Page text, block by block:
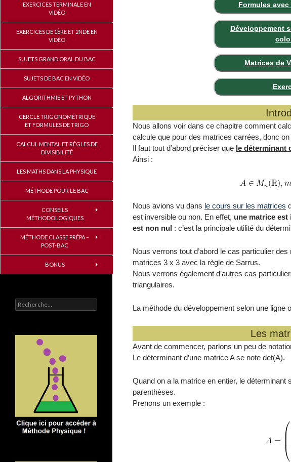
Formules
Développement
Matrices de
Nous allons voir dans ce chapitre comment
calcule que pour des matrices carrées, donc
Il faut tout d’abord préciser que le déterminant
Ainsi :
Nous avions vu dans le cours sur les matrices
est inversible ou non. En effet, une matrice
est non nul : c’est la principale utilité du
Nous verrons tout d’abord le cas particulier
matrices 3 x 3 avec la règle de Sarrus.
Nous verrons également d’autres cas
triangulaires.
La méthode du développement selon une ligne
Les
Avant de commencer, parlons un peu de
Le déterminant d’une matrice A se note det(A).
Quand on a la matrice en entier, le déterminant
parenthèses.
Prenons un exemple :
EXERCICES TERMINALE EN
VIDÉO
EXERCICES DE 1ÈRE ET 2NDE EN
VIDÉO
SUJETS GRAND ORAL DU BAC
SUJETS DE BAC EN VIDÉO
ALGORITHMIE ET PYTHON
CERCLE TRIGONOMÉTRIQUE
ET FORMULES DE TRIGO
CALCUL MENTAL ET RÈGLES DE
DIVISIBILITÉ
LES MATHS DANS LA PHYSIQUE
MÉTHODE POUR LE BAC
CONSEILS
MÉTHODOLOGIQUES
MÉTHODE CLASSE PRÉPA –
POST-BAC
BONUS
Rechercher :